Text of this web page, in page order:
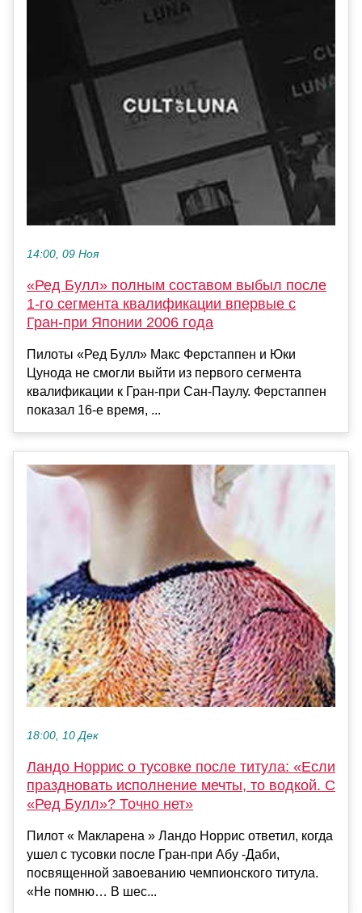
14:00, 09 Ноя
«Ред Булл» полным составом выбыл после
1-го сегмента квалификации впервые с
Гран-при Японии 2006 года
Пилоты «Ред Булл» Макс Ферстаппен и Юки
Цунода не смогли выйти из первого сегмента
квалификации к Гран-при Сан-Паулу. Ферстаппен
показал 16-е время, ...
18:00, 10 Дек
Ландо Норрис о тусовке после титула: «Если
праздновать исполнение мечты, то водкой. С
«Ред Булл»? Точно нет»
Пилот « Макларена » Ландо Норрис ответил, когда
ушел с тусовки после Гран-при Абу -Даби,
посвященной завоеванию чемпионского титула.
«Не помню… В шес...